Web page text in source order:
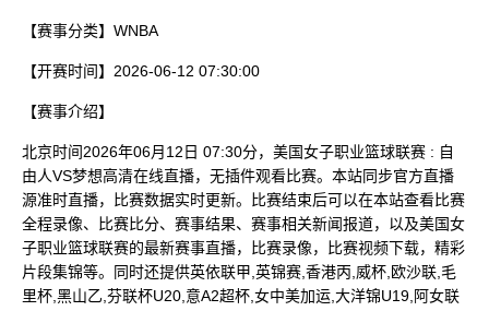
【赛事分类】 WNBA
【开赛时间】 2026-06-12 07:30:00
【赛事介绍】
北京时间2026年06月12日 07:30分，美国女子职业篮球联赛 : 自
由人VS梦想高清在线直播，无插件观看比赛。本站同步官方直播
源准时直播，比赛数据实时更新。比赛结束后可以在本站查看比赛
全程录像、比赛比分、赛事结果、赛事相关新闻报道，以及美国女
子职业篮球联赛的最新赛事直播，比赛录像，比赛视频下载，精彩
片段集锦等。同时还提供英依联甲,英锦赛,香港丙,威杯,欧沙联,毛
里杯,黑山乙,芬联杯U20,意A2超杯,女中美加运,大洋锦U19,阿女联